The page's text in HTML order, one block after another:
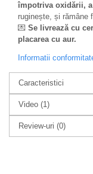
împotriva oxidării,
ruginește, și rămâne
💌 Se livrează cu
placarea cu aur.
Informatii
Caracteristici
Video (1)
Review-uri (0)